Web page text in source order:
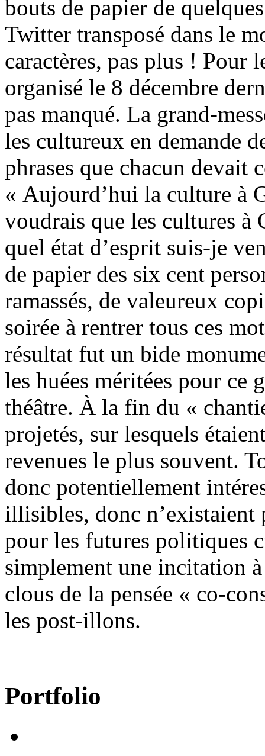
bouts de papier de
Twitter transposé dans le
caractères, pas plus ! Pour
organisé le 8 décembre
pas manqué. La grand-
les cultureux en demande
phrases que chacun devait
« Aujourd’hui la culture à
voudrais que les cultures à
quel état d’esprit suis-je
de papier des six cent
ramassés, de valeureux
soirée à rentrer tous ces
résultat fut un bide
les huées méritées pour ce
théâtre. À la fin du «
projetés, sur lesquels
revenues le plus souvent.
donc potentiellement
illisibles, donc
pour les futures politiques
simplement une incitation
clous de la pensée « co-
les post-illons.
Portfolio